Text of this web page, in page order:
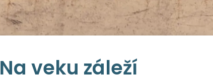
Na veku záleží